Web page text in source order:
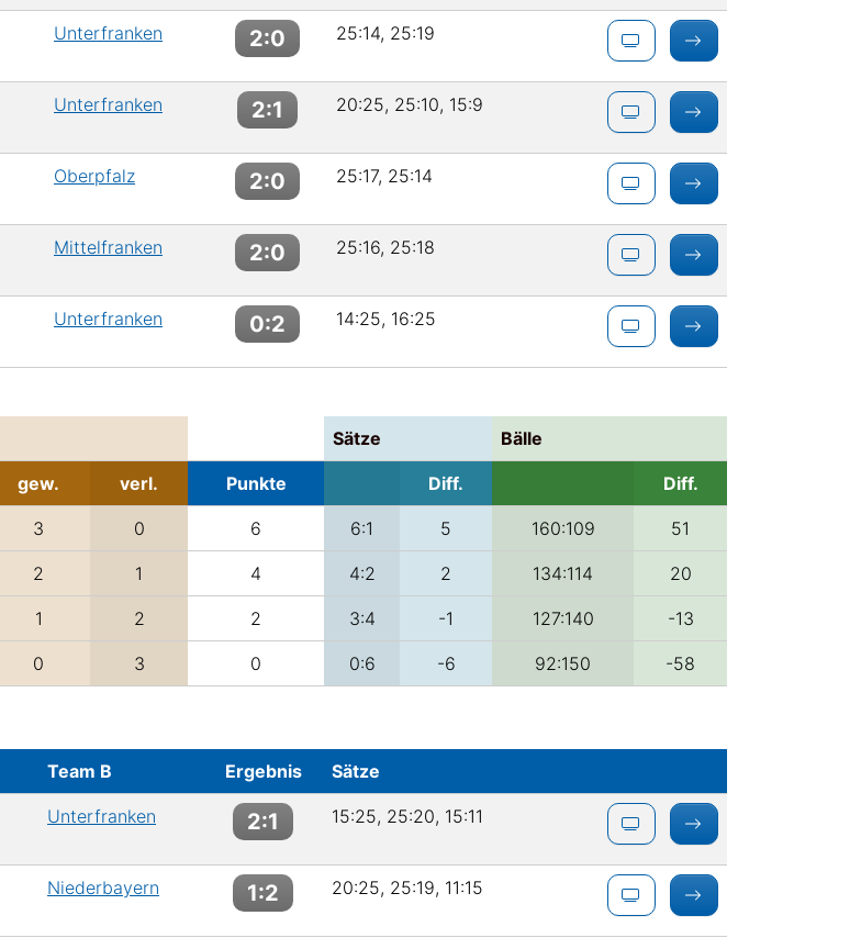
Unterfranken 2:0 25:14, 25:19
Unterfranken 2:1 20:25, 25:10, 15:9
Oberpfalz 2:0 25:17, 25:14
Mittelfranken 2:0 25:16, 25:18
Unterfranken 0:2 14:25, 16:25
Sätze Bälle
gew. verl. Punkte Diff. Diff.
3 0 6 6:1 5 160:109 51
2 1 4 4:2 2 134:114 20
1 2 2 3:4 -1 127:140 -13
0 3 0 0:6 -6 92:150 -58
Team B Ergebnis Sätze
Unterfranken 2:1 15:25, 25:20, 15:11
Niederbayern 1:2 20:25, 25:19, 11:15